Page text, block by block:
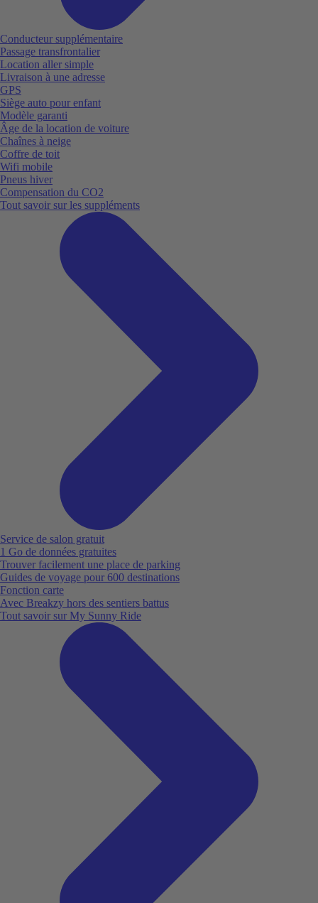
Conducteur supplémentaire
Passage transfrontalier
Location aller simple
Livraison à une adresse
GPS
Siège auto pour enfant
Modèle garanti
Âge de la location de voiture
Chaînes à neige
Coffre de toit
Wifi mobile
Pneus hiver
Compensation du CO2
Tout savoir sur les suppléments
Service de salon gratuit
1 Go de données gratuites
Trouver facilement une place de parking
Guides de voyage pour 600 destinations
Fonction carte
Avec Breakzy hors des sentiers battus
Tout savoir sur My Sunny Ride